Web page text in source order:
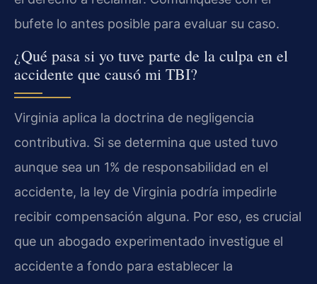
bufete lo antes posible para evaluar su caso.
¿Qué pasa si yo tuve parte de la culpa en el
accidente que causó mi TBI?
Virginia aplica la doctrina de negligencia
contributiva. Si se determina que usted tuvo
aunque sea un 1% de responsabilidad en el
accidente, la ley de Virginia podría impedirle
recibir compensación alguna. Por eso, es crucial
que un abogado experimentado investigue el
accidente a fondo para establecer la